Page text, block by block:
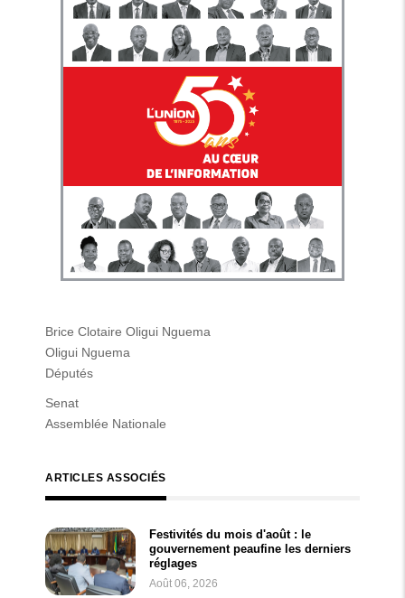
Brice Clotaire Oligui Nguema
Oligui Nguema
Députés
Senat
Assemblée Nationale
ARTICLES ASSOCIÉS
Festivités du mois d'août : le
gouvernement peaufine les derniers
réglages
Août 06, 2026